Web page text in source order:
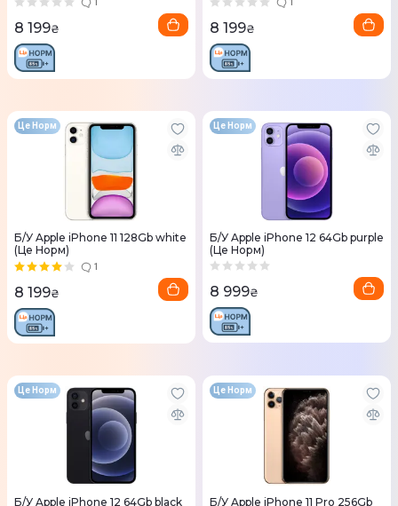
1
8 199₴
1
8 199₴
Б/У Apple iPhone 11 128Gb white
(Це Норм)
1
Це Норм
8 199₴
Б/У Apple iPhone 12 64Gb purple
(Це Норм)
Це Норм
8 999₴
Б/У Apple iPhone 12 64Gb black
Це Норм
Б/У Apple iPhone 11 Pro 256Gb
Це Норм